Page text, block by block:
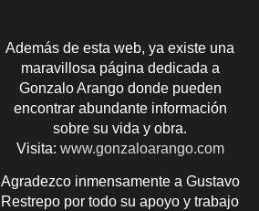
Además de esta web, ya existe una
maravillosa página dedicada a
Gonzalo Arango donde pueden
encontrar abundante información
sobre su vida y obra.
Visita: www.gonzaloarango.com
Agradezco inmensamente a Gustavo
Restrepo por todo su apoyo y trabajo